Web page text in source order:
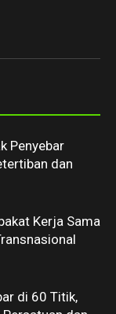
Penyebar
dan
Kerja Sama
di 60 Titik,